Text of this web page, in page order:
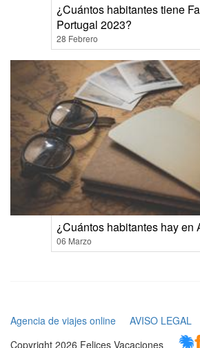
¿Cuántos habitantes tiene
Portugal 2023?
28 Febrero
¿Cuántos habitantes hay en
06 Marzo
Agencia de viajes online AVISO LEGAL
Copyright 2026 Felices Vacaciones